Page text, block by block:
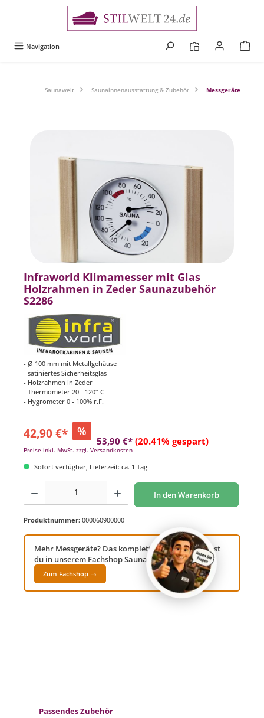
Navigation
Saunawelt Saunainnenausstattung & Zubehör Messgeräte
Infraworld Klimamesser mit Glas
Holzrahmen in Zeder Saunazubehör
S2286
- Ø 100 mm mit Metallgehäuse
- satiniertes Sicherheitsglas
- Holzrahmen in Zeder
- Thermometer 20 - 120° C
- Hygrometer 0 - 100% r.F.
42,90 €* %
53,90 €* (20.41% gespart)
Preise inkl. MwSt. zzgl. Versandkosten
Sofort verfügbar, Lieferzeit: ca. 1 Tag
Produkt Anzahl: Gib den gewünschten Wert ein oder benutze die Schaltflächen um
In den Warenkorb
Produktnummer: 000060900000
Mehr Messgeräte? Das komplette Sortiment findest
du in unserem Fachshop Saunawelt24!
Zum Fachshop →
Produktgalerie überspringen
Passendes Zubehör